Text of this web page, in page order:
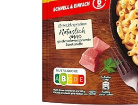
Оставить отзыв
Оформление заказа
Подтверждение заказа